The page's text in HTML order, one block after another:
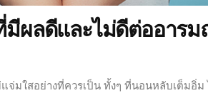
มีผลดีและไม่ดีต่ออาร
มใสอย่างที่ควรเป็น ทั้งๆ ที่นอนหลับเต็มอิ่ม